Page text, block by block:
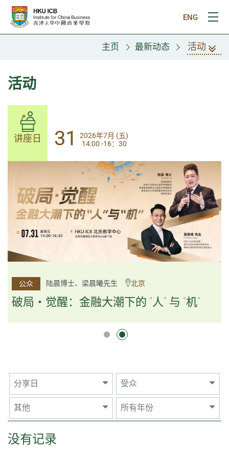
跳往主要内容
ENG
打
主页 最新动态 活动
活动
讲座日 31
2026年7月 (五)
14:00-17:30
公众 杨文斌先生、邱良弼先生 广州
逻辑×算法：重塑资产配置内核
逻辑×算法：重塑资产配置内核
讲座日 31
2026年7月 (五)
14:00 -16：30
公众 陆晨博士、梁晨曦先生 北京
破局・觉醒：金融大潮下的 "人" 与 "机"
分享日 受众
其他 所有年份
没有记录